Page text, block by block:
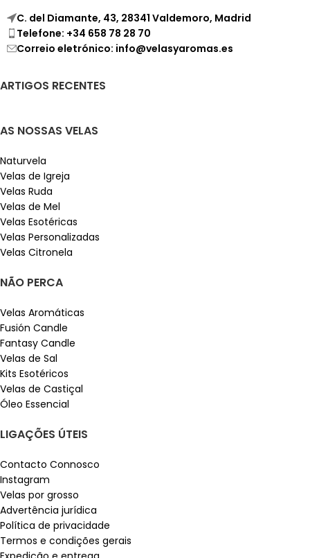
C. del Diamante, 43, 28341 Valdemoro, Madrid
Telefone: +34 658 78 28 70
Correio eletrónico: info@velasyaromas.es
ARTIGOS RECENTES
AS NOSSAS VELAS
Naturvela
Velas de Igreja
Velas Ruda
Velas de Mel
Velas Esotéricas
Velas Personalizadas
Velas Citronela
NÃO PERCA
Velas Aromáticas
Fusión Candle
Fantasy Candle
Velas de Sal
Kits Esotéricos
Velas de Castiçal
Óleo Essencial
LIGAÇÕES ÚTEIS
Contacto Connosco
Instagram
Velas por grosso
Advertência jurídica
Política de privacidade
Termos e condições gerais